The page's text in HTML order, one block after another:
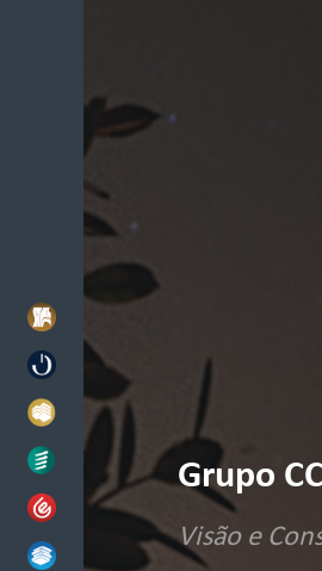
Grupo
Visão e